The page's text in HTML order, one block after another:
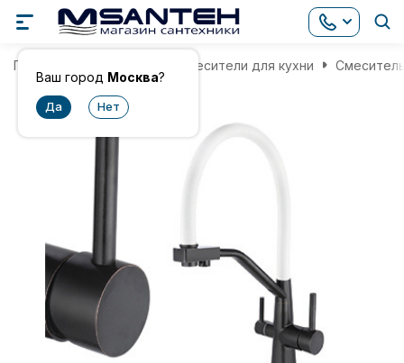
Ваш город Москва?
Главная Смесители для кухни